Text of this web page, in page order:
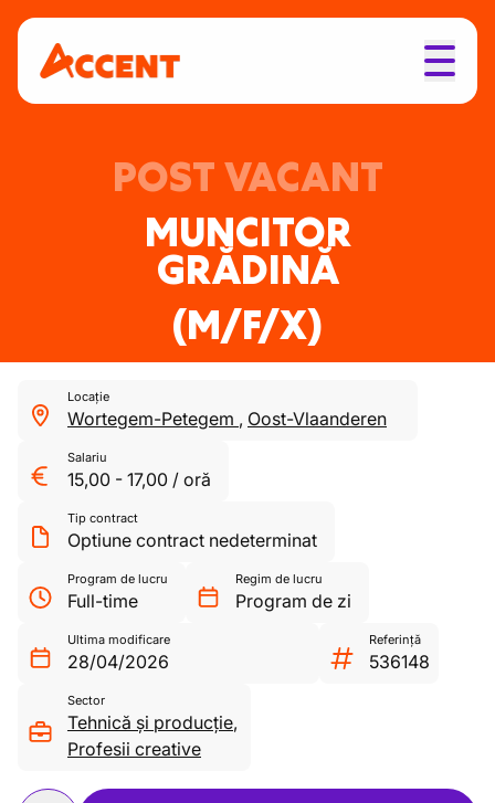
POST VACANT
MUNCITOR
GRĂDINĂ
(M/F/X)
Locație
Wortegem-Petegem , Oost-Vlaanderen
Salariu
15,00 - 17,00 / oră
Tip contract
Optiune contract nedeterminat
Program de lucru
Full-time
Regim de lucru
Program de zi
Ultima modificare
28/04/2026
Referință
536148
Sector
Tehnică și producție,
Profesii creative